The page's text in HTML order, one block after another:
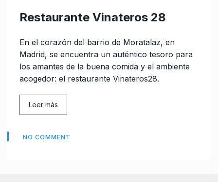
Restaurante Vinateros 28
En el corazón del barrio de Moratalaz, en
Madrid, se encuentra un auténtico tesoro para
los amantes de la buena comida y el ambiente
acogedor: el restaurante Vinateros28.
Leer más
NO COMMENT